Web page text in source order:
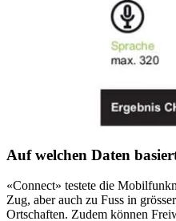
Auf welchen Daten
«Connect» testete die
Zug, aber auch zu Fuss in
Ortschaften. Zudem können